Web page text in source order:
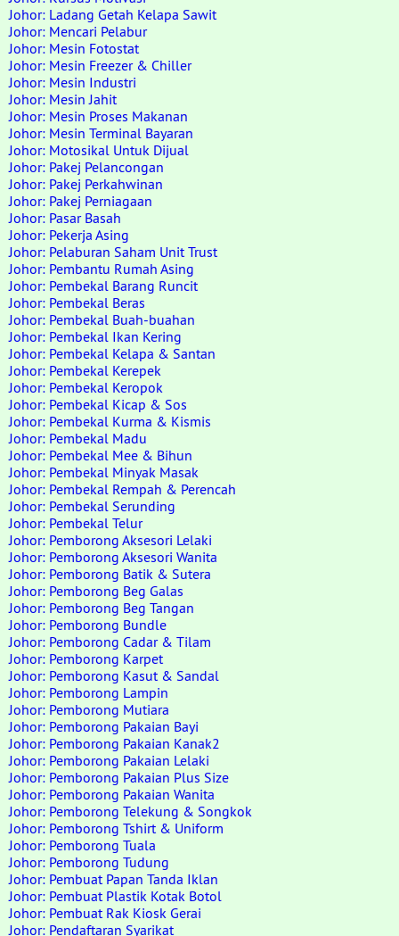
Johor: Ladang Getah Kelapa Sawit
Johor: Mencari Pelabur
Johor: Mesin Fotostat
Johor: Mesin Freezer & Chiller
Johor: Mesin Industri
Johor: Mesin Jahit
Johor: Mesin Proses Makanan
Johor: Mesin Terminal Bayaran
Johor: Motosikal Untuk Dijual
Johor: Pakej Pelancongan
Johor: Pakej Perkahwinan
Johor: Pakej Perniagaan
Johor: Pasar Basah
Johor: Pekerja Asing
Johor: Pelaburan Saham Unit Trust
Johor: Pembantu Rumah Asing
Johor: Pembekal Barang Runcit
Johor: Pembekal Beras
Johor: Pembekal Buah-buahan
Johor: Pembekal Ikan Kering
Johor: Pembekal Kelapa & Santan
Johor: Pembekal Kerepek
Johor: Pembekal Keropok
Johor: Pembekal Kicap & Sos
Johor: Pembekal Kurma & Kismis
Johor: Pembekal Madu
Johor: Pembekal Mee & Bihun
Johor: Pembekal Minyak Masak
Johor: Pembekal Rempah & Perencah
Johor: Pembekal Serunding
Johor: Pembekal Telur
Johor: Pemborong Aksesori Lelaki
Johor: Pemborong Aksesori Wanita
Johor: Pemborong Batik & Sutera
Johor: Pemborong Beg Galas
Johor: Pemborong Beg Tangan
Johor: Pemborong Bundle
Johor: Pemborong Cadar & Tilam
Johor: Pemborong Karpet
Johor: Pemborong Kasut & Sandal
Johor: Pemborong Lampin
Johor: Pemborong Mutiara
Johor: Pemborong Pakaian Bayi
Johor: Pemborong Pakaian Kanak2
Johor: Pemborong Pakaian Lelaki
Johor: Pemborong Pakaian Plus Size
Johor: Pemborong Pakaian Wanita
Johor: Pemborong Telekung & Songkok
Johor: Pemborong Tshirt & Uniform
Johor: Pemborong Tuala
Johor: Pemborong Tudung
Johor: Pembuat Papan Tanda Iklan
Johor: Pembuat Plastik Kotak Botol
Johor: Pembuat Rak Kiosk Gerai
Johor: Pendaftaran Syarikat